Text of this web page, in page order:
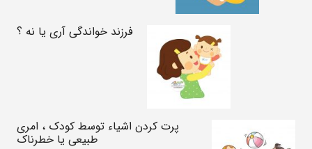
فرزند خواندگی آری یا نه ؟
پرت کردن اشیاء توسط کودک ، امری
طبیعی یا خطرناک